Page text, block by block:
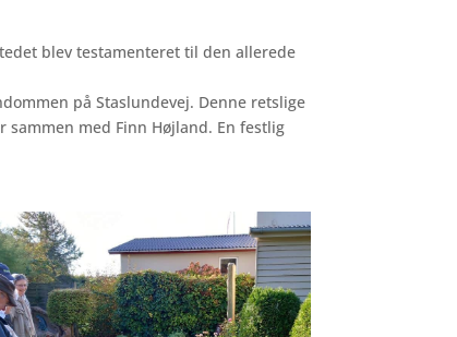
blev testamenteret til den allerede
på Staslundevej. Denne retslige
sammen med Finn Højland. En festlig